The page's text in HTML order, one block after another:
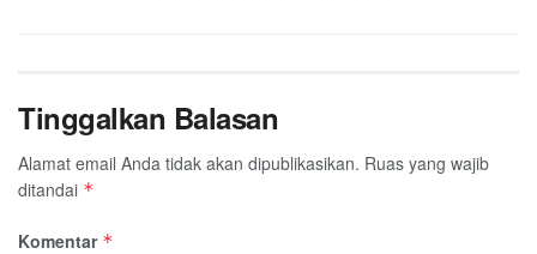
Tinggalkan Balasan
Alamat email Anda tidak akan dipublikasikan. Ruas yang wajib
ditandai *
Komentar *